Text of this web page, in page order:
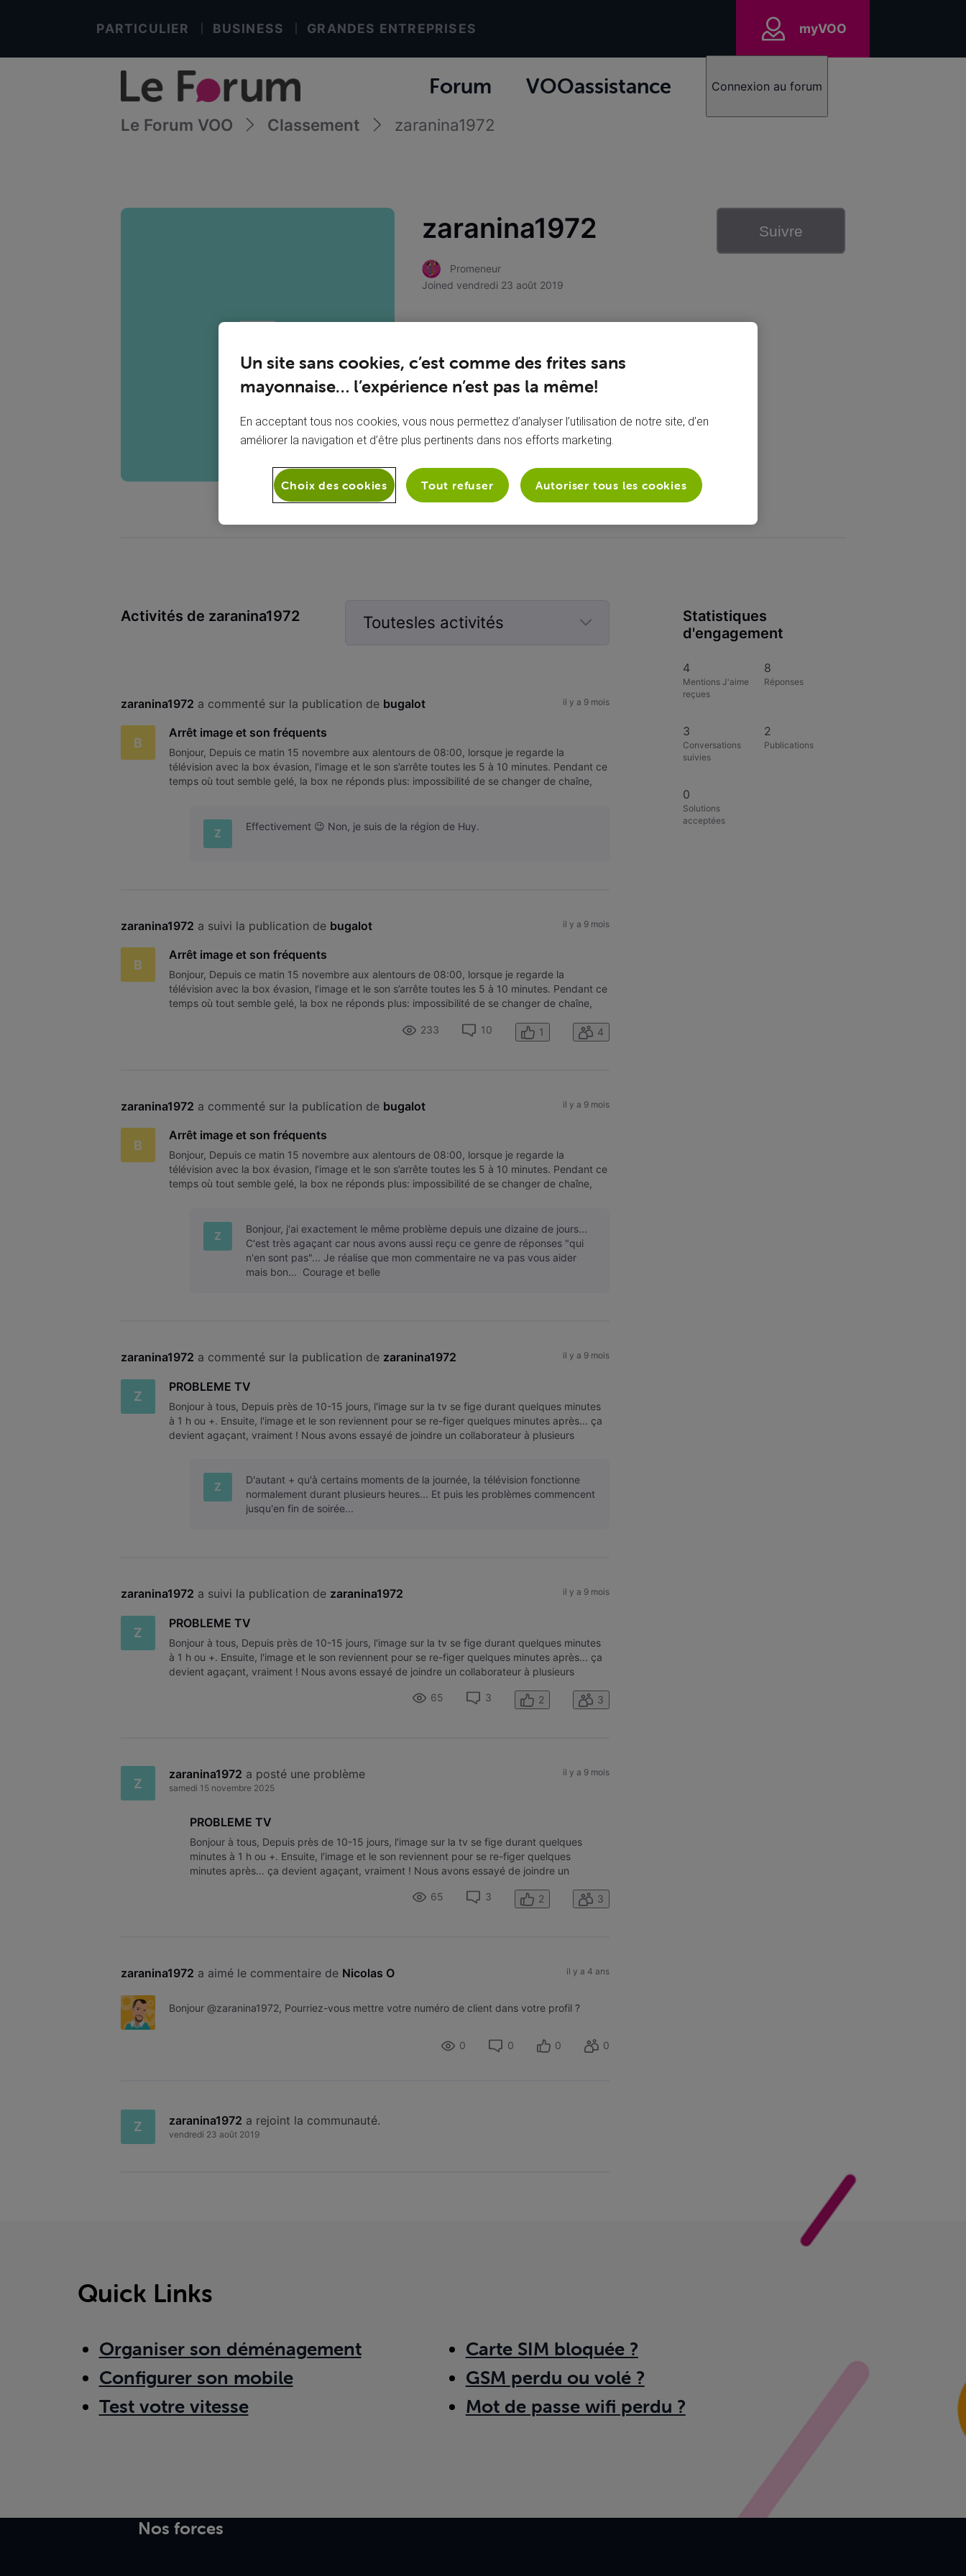
PARTICULIER BUSINESS GRANDES ENTREPRISES myVOO
Forum VOOassistance Connexion au forum
Le Forum VOO Classement zaranina1972
Z
zaranina1972
Promeneur
Joined vendredi 23 août 2019
Suivre
Aucune bio ajoutée
Activités de zaranina1972
Toutesles activités
zaranina1972 a commenté sur la publication de bugalot il y a 9 mois
B
Arrêt image et son fréquents
Bonjour, Depuis ce matin 15 novembre aux alentours de 08:00, lorsque je regarde la
télévision avec la box évasion, l’image et le son s’arrête toutes les 5 à 10 minutes. Pendant ce
temps où tout semble gelé, la box ne réponds plus: impossibilité de se changer de chaîne,
Z
Effectivement 😉 Non, je suis de la région de Huy.
zaranina1972 a suivi la publication de bugalot il y a 9 mois
B
Arrêt image et son fréquents
Bonjour, Depuis ce matin 15 novembre aux alentours de 08:00, lorsque je regarde la
télévision avec la box évasion, l’image et le son s’arrête toutes les 5 à 10 minutes. Pendant ce
temps où tout semble gelé, la box ne réponds plus: impossibilité de se changer de chaîne,
233
10 1 4
zaranina1972 a commenté sur la publication de bugalot il y a 9 mois
B
Arrêt image et son fréquents
Bonjour, Depuis ce matin 15 novembre aux alentours de 08:00, lorsque je regarde la
télévision avec la box évasion, l’image et le son s’arrête toutes les 5 à 10 minutes. Pendant ce
temps où tout semble gelé, la box ne réponds plus: impossibilité de se changer de chaîne,
Z
Bonjour, j'ai exactement le même problème depuis une dizaine de jours...
C'est très agaçant car nous avons aussi reçu ce genre de réponses "qui
n'en sont pas"... Je réalise que mon commentaire ne va pas vous aider
mais bon... Courage et belle
zaranina1972 a commenté sur la publication de zaranina1972 il y a 9 mois
Z
PROBLEME TV
Bonjour à tous, Depuis près de 10-15 jours, l'image sur la tv se fige durant quelques minutes
à 1 h ou +. Ensuite, l'image et le son reviennent pour se re-figer quelques minutes après... ça
devient agaçant, vraiment ! Nous avons essayé de joindre un collaborateur à plusieurs
Z
D'autant + qu'à certains moments de la journée, la télévision fonctionne
normalement durant plusieurs heures... Et puis les problèmes commencent
jusqu'en fin de soirée...
zaranina1972 a suivi la publication de zaranina1972 il y a 9 mois
Z
PROBLEME TV
Bonjour à tous, Depuis près de 10-15 jours, l'image sur la tv se fige durant quelques minutes
à 1 h ou +. Ensuite, l'image et le son reviennent pour se re-figer quelques minutes après... ça
devient agaçant, vraiment ! Nous avons essayé de joindre un collaborateur à plusieurs
65
3 2 3
Z
zaranina1972 a posté une problème
samedi 15 novembre 2025
il y a 9 mois
PROBLEME TV
Bonjour à tous, Depuis près de 10-15 jours, l'image sur la tv se fige durant quelques
minutes à 1 h ou +. Ensuite, l'image et le son reviennent pour se re-figer quelques
minutes après... ça devient agaçant, vraiment ! Nous avons essayé de joindre un
65
3 2 3
zaranina1972 a aimé le commentaire de Nicolas O il y a 4 ans
Bonjour @zaranina1972, Pourriez-vous mettre votre numéro de client dans votre profil ?
0 0 0 0
Z zaranina1972 a rejoint la communauté.
vendredi 23 août 2019
Statistiques
d'engagement
4
Mentions J'aime
reçues
8
Réponses
3
Conversations
suivies
2
Publications
0
Solutions
acceptées
Quick Links
Organiser son déménagement
Configurer son mobile
Test votre vitesse
Carte SIM bloquée ?
GSM perdu ou volé ?
Mot de passe wifi perdu ?
Nos forces
Un site sans cookies, c’est comme des frites sans
mayonnaise… l’expérience n’est pas la même!
En acceptant tous nos cookies, vous nous permettez d’analyser l’utilisation de notre site, d’en
améliorer la navigation et d’être plus pertinents dans nos efforts marketing.
Tout refuser Autoriser tous les cookies
Choix des cookies